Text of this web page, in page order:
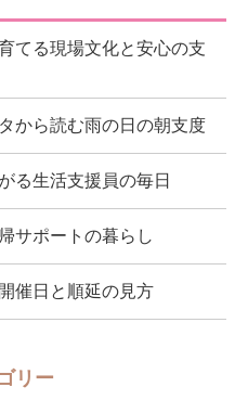
てる現場文化と安心の支
から読む雨の日の朝支度
る生活支援員の毎日
サポートの暮らし
催日と順延の見方
リー